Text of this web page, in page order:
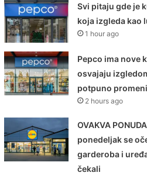
Svi pitaju gde je
koja izgleda kao
1 hour ago
Pepco ima nove
osvajaju
potpuno
2 hours ago
OVAKVA
ponedeljak se
garderoba i
čekali